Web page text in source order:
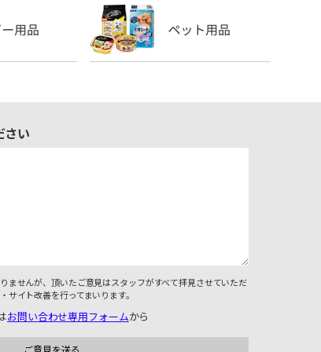
さい
ませんが、頂いたご意見はスタッフがすべて拝見させていただ
サイト改善を行ってまいります。
お問い合わせ専用フォームから